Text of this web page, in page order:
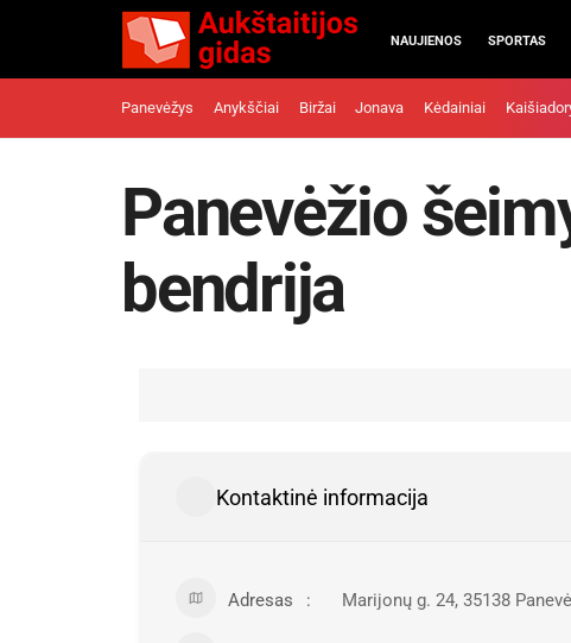
NAUJIENOS SPORTAS
Panevėžys Anykščiai Biržai Jonava Kėdainiai
Panevėžio
bendrija
Kontaktinė informacija
Adresas Marijonų g. 24, 35138